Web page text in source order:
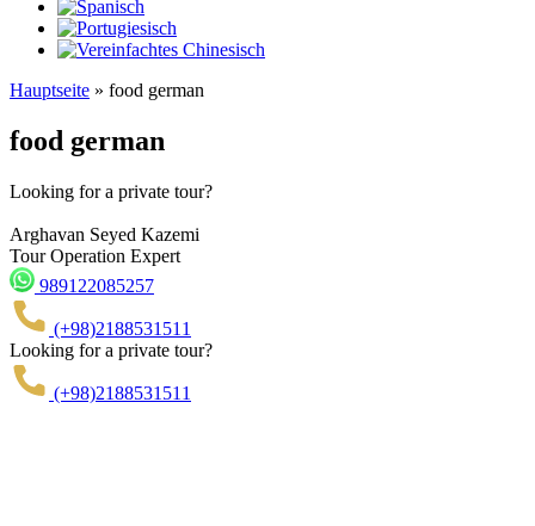
Hauptseite » food german
food german
Looking for a private tour?
Arghavan Seyed Kazemi
Tour Operation Expert
989122085257
(+98)2188531511
Looking for a private tour?
(+98)2188531511